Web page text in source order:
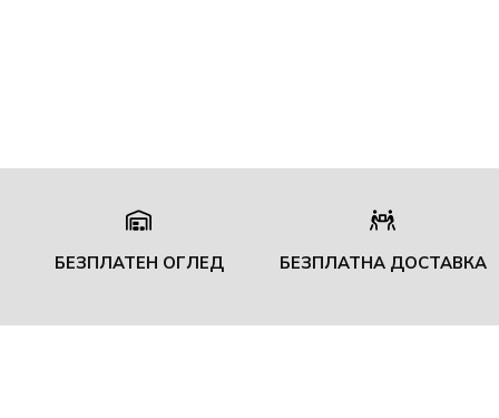
БЕЗПЛАТЕН ОГЛЕД БЕЗПЛАТНА ДОСТАВКА